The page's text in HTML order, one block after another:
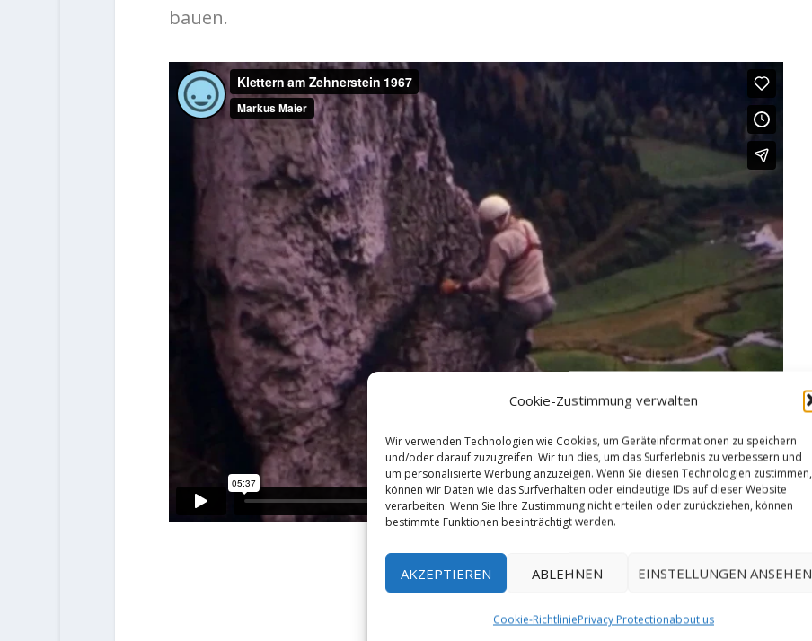
Cookie-Zustimmung verwalten
Wir verwenden Technologien wie Cookies, um Geräteinformationen zu speichern
und/oder darauf zuzugreifen. Wir tun dies, um das Surferlebnis zu verbessern und
um personalisierte Werbung anzuzeigen. Wenn Sie diesen Technologien zustimmen,
können wir Daten wie das Surfverhalten oder eindeutige IDs auf dieser Website
verarbeiten. Wenn Sie Ihre Zustimmung nicht erteilen oder zurückziehen, können
bestimmte Funktionen beeinträchtigt werden.
AKZEPTIEREN ABLEHNEN EINSTELLUNGEN ANSEHEN
Cookie-RichtliniePrivacy Protectionabout us
bauen.